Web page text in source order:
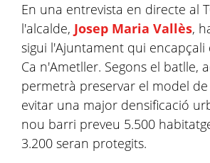
En una entrevista en directe al
l'alcalde, Josep Maria Vallès,
sigui l'Ajuntament qui
Ca n'Ametller. Segons el batlle,
permetrà preservar el model
evitar una major densificació
nou barri preveu 5.500
3.200 seran protegits.